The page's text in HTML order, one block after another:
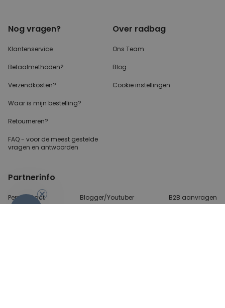
Nog vragen?
Klantenservice
Betaalmethoden?
Verzendkosten?
Waar is mijn bestelling?
Retourneren?
FAQ - voor de meest gestelde
vragen en antwoorden
Over radbag
Ons Team
Blog
Cookie instellingen
Partnerinfo
Perscontact Blogger/Youtuber B2B aanvragen